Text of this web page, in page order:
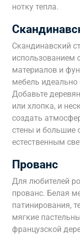
нотку тепла.
Скандинавский
использованием
материалов и
мебель идеально
Добавьте
или хлопка, и
создать
стены и большие
естественным
Прованс
Для любителей
прованс. Белая
патинирования,
мягкие
французской